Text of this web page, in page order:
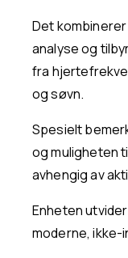
Det
analyse og
fra
og søvn.
Spesielt
og muligheten
avhengig av
Enheten
moderne, ikke-